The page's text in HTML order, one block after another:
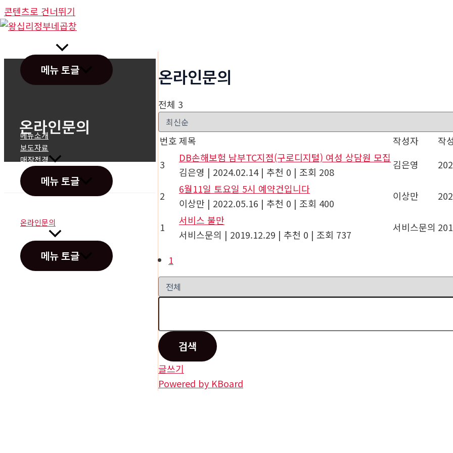
콘텐츠로 건너뛰기
메뉴 토글
메뉴소개
보도자료
매장전경
메뉴 토글
온라인문의
메뉴 토글
온라인문의
온라인문의
전체 3
번호제목 작성자 작
3
DB손해보험 남부TC지점(구로디지털) 여성 상담원 모집
김은영 | 2024.02.14 | 추천 0 | 조회 208
김은영
2
6월11일 토요일 5시 예약건입니다
이상만 | 2022.05.16 | 추천 0 | 조회 400
이상만
1
서비스 불만
서비스문의 | 2019.12.29 | 추천 0 | 조회 737
서비스문의
1
검색
글쓰기
Powered by KBoard